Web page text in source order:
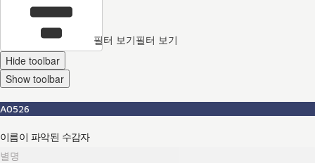
필터 보기필터 보기
Hide toolbar
Show toolbar
A0526
이름이 파악된 수감자
별명